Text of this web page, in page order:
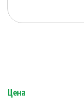
Цена